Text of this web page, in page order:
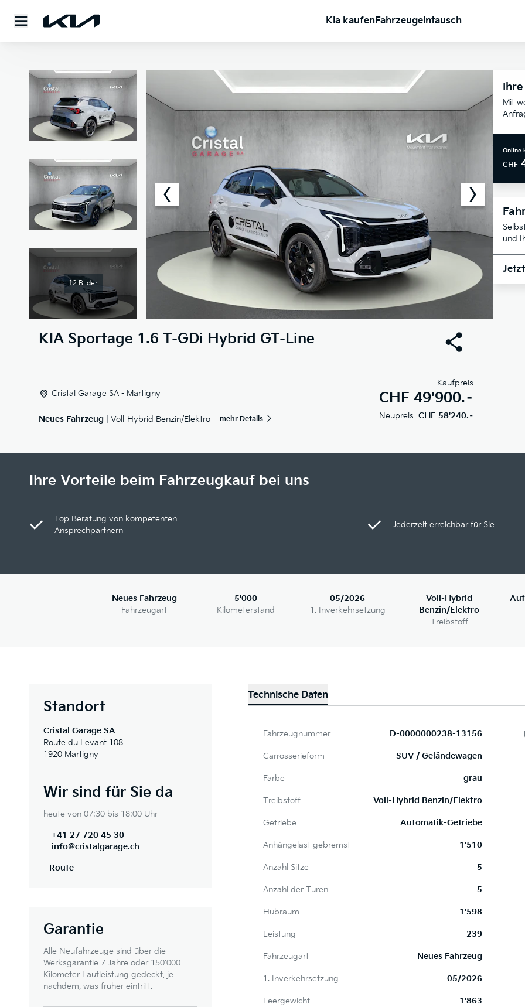
Kia kaufenFahrzeugeintausch
12 Bilder
KIA Sportage 1.6 T-GDi Hybrid GT-Line
Cristal Garage SA - Martigny
Neues Fahrzeug | Voll-Hybrid Benzin/Elektro mehr Details
Kaufpreis
CHF 49'900.–
Neupreis CHF 58'240.–
Mit
Online
CHF
und
Ihre Vorteile beim Fahrzeugkauf bei uns
Top Beratung von kompetenten
Ansprechpartnern
Jederzeit erreichbar für Sie
Neues Fahrzeug
Fahrzeugart
5'000
Kilometerstand
05/2026
1. Inverkehrsetzung
Voll-Hybrid
Benzin/Elektro
Treibstoff
Technische Daten
Fahrzeugnummer D-0000000238-13156
Carrosserieform SUV / Geländewagen
Farbe grau
Treibstoff Voll-Hybrid Benzin/Elektro
Getriebe Automatik-Getriebe
Anhängelast gebremst 1'510
Anzahl Sitze 5
Anzahl der Türen 5
Hubraum 1'598
Leistung 239
Fahrzeugart Neues Fahrzeug
1. Inverkehrsetzung 05/2026
Leergewicht 1'863
Standort
Cristal Garage SA
Route du Levant 108
1920 Martigny
Wir sind für Sie da
heute von 07:30 bis 18:00 Uhr
+41 27 720 45 30
info@cristalgarage.ch
Route
Garantie
Alle Neufahrzeuge sind über die
Werksgarantie 7 Jahre oder 150’000
Kilometer Laufleistung gedeckt, je
nachdem, was früher eintritt.